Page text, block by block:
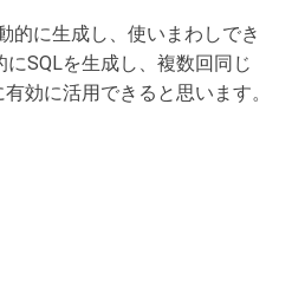
的に生成し、使いまわしでき
SQLを生成し、複数回同じ
効に活用できると思います。